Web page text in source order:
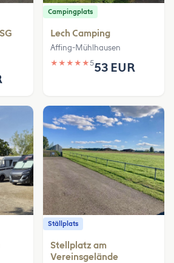
Campingplats
Lech Camping
Affing-Mühlhausen
★ ★ ★ ★ ★553 EUR
Ställplats
Stellplatz am
Vereinsgelände